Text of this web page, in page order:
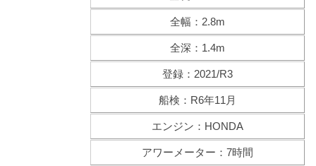
全幅：2.8m
全深：1.4m
登録：2021/R3
船検：R6年11月
エンジン：HONDA
アワーメーター：7時間